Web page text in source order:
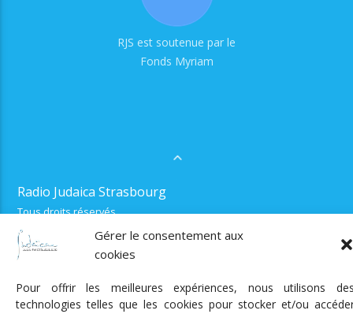
Gérer le consentement aux
cookies
Pour offrir les meilleures expériences, nous utilisons
technologies telles que les cookies pour stocker et/ou
RJS est soutenue par le
Fonds Myriam
Radio Judaica Strasbourg
Tous droits réservés
RADIO JUDAÏCA
ÉMISSIONS ET GRILLE DES PROGRAMMES
PODCASTS
NOTRE ACTUALITÉ
AKALMIE